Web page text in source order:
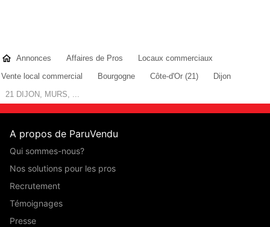
Annonces Affaires de Pros
Locaux commerciaux
Vente local commercial
Bourgogne Côte-d'Or (21)
Dijon
21 DIJON, MURS, ...
A propos de ParuVendu
Qui sommes-nous?
Nos solutions pour les pros
Recrutement
Témoignages
Presse